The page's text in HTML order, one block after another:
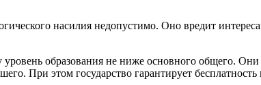
насилия недопустимо. Оно вредит
образования не ниже основного общего.
При этом государство гарантирует